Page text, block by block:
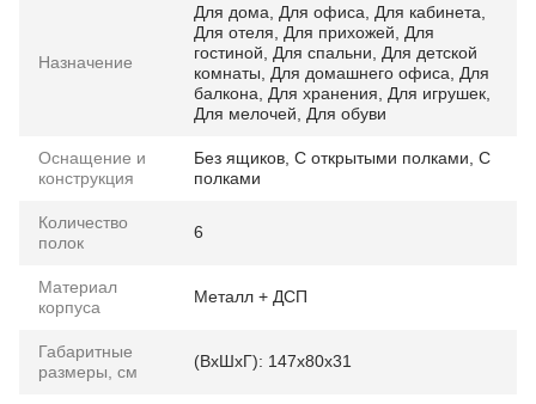
Назначение
Для дома Для офиса Для кабинета
Для отеля
Для прихожей
Для
гостиной
Для спальни
Для детской
комнаты
Для домашнего офиса
Для
балкона
Для хранения Для игрушек
Для мелочей
Для обуви
Оснащение и
конструкция
Без ящиков С открытыми полками С
полками
Количество
полок
6
Материал
корпуса
Металл + ДСП
Габаритные
размеры, см
(ВхШхГ): 147х80х31